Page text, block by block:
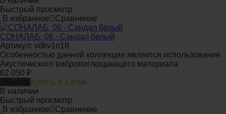
Быстрый просмотр
В избранное
Сравнение
СОНАЛАБ, 06 - Сандал белый
Артикул: vdkv1n18
Особенностью данной коллекции является использование
Акустического вибропоглощающего материала
62 050 ₽
Купить в 1 клик
В наличии
Быстрый просмотр
В избранное
Сравнение